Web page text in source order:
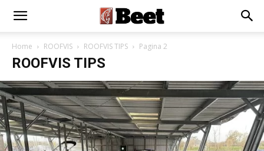
Home ROOFVIS ROOFVIS TIPS Pagina 2
ROOFVIS TIPS